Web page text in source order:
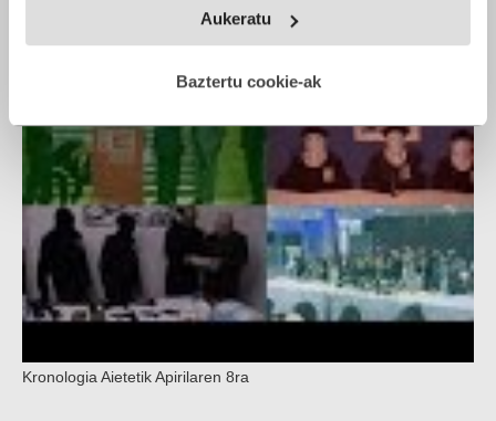
Identify your device by actively scanning it for
and set your preferences in thedetails section
Webgune honek cookie propioak eta hirugarrenen cookie-
fitxategiak erabiltzen ditu. Zure esperientzia eta
zerbitzuak hobetzeko asmoz, cookie teknologiaz
baliatzen gara. Ohar hau onartuz gero, teknologia hori
erabiltzeko baimen esplizitua ematen diguzu.Gehiago
irakurri
Aukeratu
Baztertu cookie-ak
Kronologia Aietetik Apirilaren 8ra